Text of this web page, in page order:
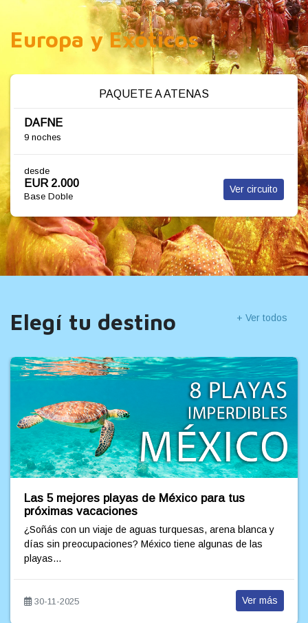
Europa y Exóticos
PAQUETE A HELSINKI
DESCUBRA EL BÁLTICO
9 noches
desde
EUR 2.325
Base Doble
Ver circuito
Elegí tu destino + Ver todos
Los 8 lugares imperdibles en tu viaje a Miami (y
5 opciones secretas que no todos conocen)
Miami es mucho más que playas y compras: es cultura,
naturaleza y experiencias únicas que la convierten en un
destino...
17-08-2025 Ver más